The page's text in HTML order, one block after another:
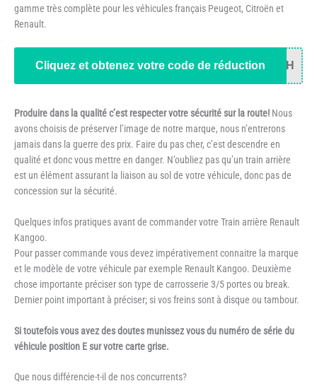
gamme très complète pour les véhicules français Peugeot, Citroën et
Renault.
Cliquez et obtenez votre code de réduction 34H
Produire dans la qualité c’est respecter votre sécurité sur la route! Nous
avons choisis de préserver l’image de notre marque, nous n’entrerons
jamais dans la guerre des prix. Faire du pas cher, c’est descendre en
qualité et donc vous mettre en danger. N’oubliez pas qu’un train arrière
est un élément assurant la liaison au sol de votre véhicule, donc pas de
concession sur la sécurité.
Quelques infos pratiques avant de commander votre Train arrière Renault
Kangoo.
Pour passer commande vous devez impérativement connaitre la marque
et le modèle de votre véhicule par exemple Renault Kangoo. Deuxième
chose importante préciser son type de carrosserie 3/5 portes ou break.
Dernier point important à préciser; si vos freins sont à disque ou tambour.
Si toutefois vous avez des doutes munissez vous du numéro de série du
véhicule position E sur votre carte grise.
Que nous différencie-t-il de nos concurrents?